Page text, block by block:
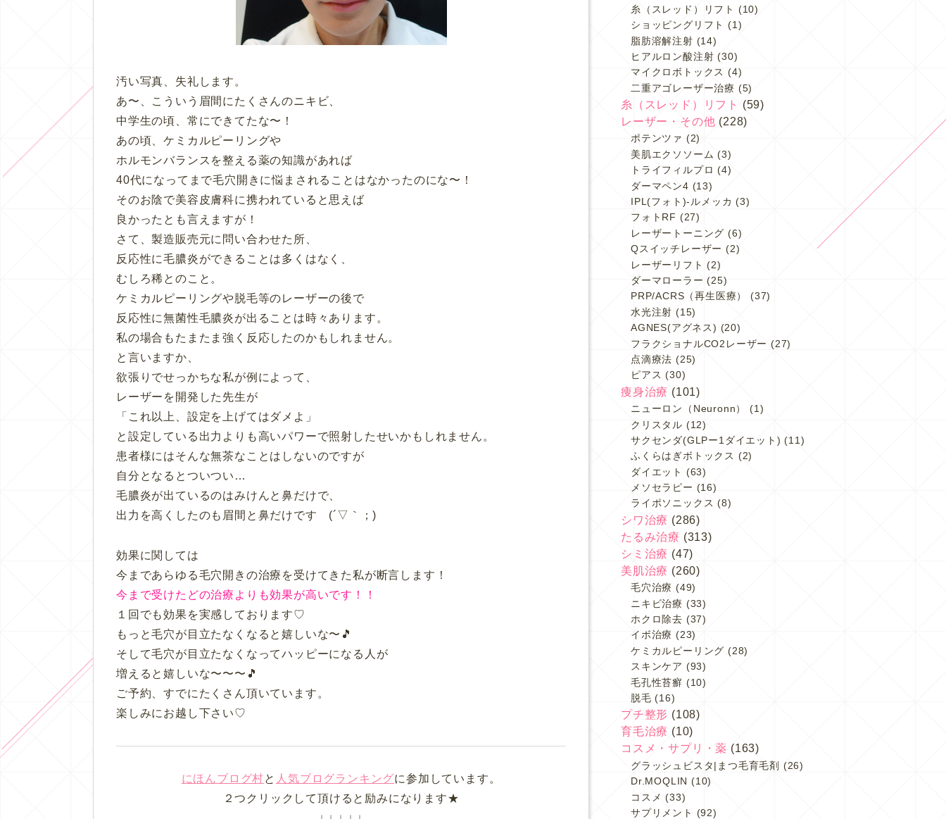
汚い写真、失礼します。
あ〜、こういう眉間にたくさんのニキビ、
中学生の頃、常にできてたな〜！
あの頃、ケミカルピーリングや
ホルモンバランスを整える薬の知識があれば
40代になってまで毛穴開きに悩まされることはなかったのにな〜！
そのお陰で美容皮膚科に携われていると思えば
良かったとも言えますが！
さて、製造販売元に問い合わせた所、
反応性に毛膿炎ができることは多くはなく、
むしろ稀とのこと。
ケミカルピーリングや脱毛等のレーザーの後で
反応性に無菌性毛膿炎が出ることは時々あります。
私の場合もたまたま強く反応したのかもしれません。
と言いますか、
欲張りでせっかちな私が例によって、
レーザーを開発した先生が
「これ以上、設定を上げてはダメよ」
と設定している出力よりも高いパワーで照射したせいかもしれません。
患者様にはそんな無茶なことはしないのですが
自分となるとついつい…
毛膿炎が出ているのはみけんと鼻だけで、
出力を高くしたのも眉間と鼻だけです (´▽｀；)ゞ
効果に関しては
今まであらゆる毛穴開きの治療を受けてきた私が断言します！
今まで受けたどの治療よりも効果が高いです！！
１回でも効果を実感しております♡
もっと毛穴が目立たなくなると嬉しいな〜🎵
そして毛穴が目立たなくなってハッピーになる人が
増えると嬉しいな〜〜〜🎵
ご予約、すでにたくさん頂いています。
楽しみにお越し下さい♡
にほんブログ村と 人気ブログランキングに参加しています。
２つクリックして頂けると励みになります★
糸（スレッド）リフト
(10)
ショッピングリフト
(1)
脂肪溶解注射 (14)
ヒアルロン酸注射 (30)
マイクロボトックス (4)
二重アゴレーザー治療 (5)
糸（スレッド）リフト
(59)
レーザー・その他 (228)
ポテンツァ (2)
美肌エクソソーム (3)
トライフィルプロ (4)
ダーマペン4 (13)
IPL(フォト)-ルメッカ (3)
フォトRF (27)
レーザートーニング (6)
Qスイッチレーザー (2)
レーザーリフト (2)
ダーマローラー (25)
PRP/ACRS（再生医療）
(37)
水光注射 (15)
AGNES(アグネス) (20)
フラクショナルCO2レーザー (27)
点滴療法 (25)
ピアス (30)
痩身治療 (101)
ニューロン（Neuronn）
(1)
クリスタル (12)
サクセンダ(GLPー1ダイエット) (11)
ふくらはぎボトックス (2)
ダイエット (63)
メソセラピー (16)
ライポソニックス (8)
シワ治療 (286)
たるみ治療 (313)
シミ治療 (47)
美肌治療 (260)
毛穴治療 (49)
ニキビ治療 (33)
ホクロ除去 (37)
イボ治療 (23)
ケミカルピーリング (28)
スキンケア (93)
毛孔性苔癬 (10)
脱毛 (16)
プチ整形 (108)
育毛治療 (10)
コスメ・サプリ・薬 (163)
グラッシュビスタ|まつ毛育毛剤
(26)
Dr.MOQLIN (10)
コスメ (33)
サプリメント
(92)